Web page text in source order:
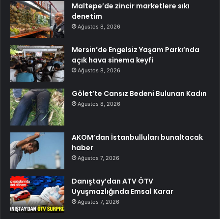
Maltepe’de zincir marketlere sıkı
denetim
Ağustos 8, 2026
Mersin’de Engelsiz Yaşam Parkı’nda
açık hava sinema keyfi
Ağustos 8, 2026
Gölet’te Cansız Bedeni Bulunan Kadın
Ağustos 8, 2026
AKOM’dan İstanbulluları bunaltacak
haber
Ağustos 7, 2026
Danıştay’dan ATV ÖTV
Uyuşmazlığında Emsal Karar
Ağustos 7, 2026